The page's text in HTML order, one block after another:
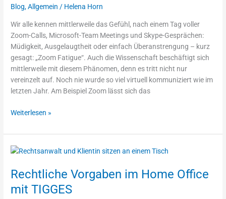
Blog,Allgemein / Helena Horn
Wir alle kennen mittlerweile das Gefühl, nach einem Tag voller
Zoom-Calls, Microsoft-Team Meetings und Skype-Gesprächen:
Müdigkeit, Ausgelaugtheit oder einfach Überanstrengung – kurz
gesagt: „Zoom Fatigue“. Auch die Wissenschaft beschäftigt sich
mittlerweile mit diesem Phänomen, denn es tritt nicht nur
vereinzelt auf. Noch nie wurde so viel virtuell kommuniziert wie im
letzten Jahr. Am Beispiel Zoom lässt sich das
das?
Weiterlesen »
Rechtliche Vorgaben im Home Office
mit TIGGES
Rechtliche
im
Home
Office